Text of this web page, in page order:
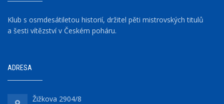
Klub s osmdesátiletou historií, držitel pěti mistrovských titulů
a šesti vítězství v Českém poháru.
ADRESA
Žižkova 2904/8